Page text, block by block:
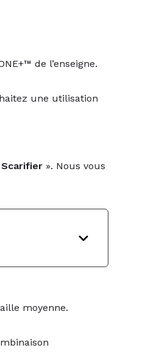
de l’enseigne.
une utilisation
Scarifier ». Nous vous
moyenne.